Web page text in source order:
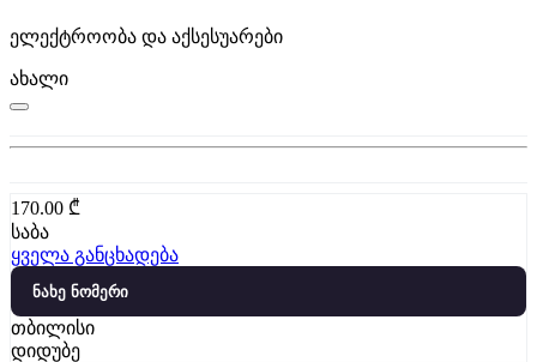
ელექტროობა და აქსესუარები
ახალი
170.00 ₾
საბა
ყველა განცხადება
ნახე ნომერი
თბილისი
დიდუბე